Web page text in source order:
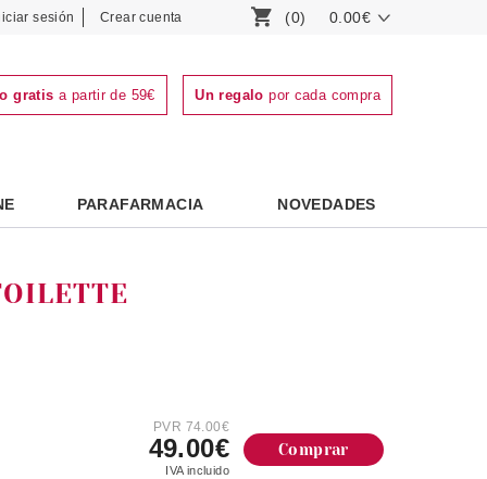
sesión Crear cuenta (0) 0.00€
gratis a partir de 59€ Un regalo por cada compra
PARAFARMACIA NOVEDADES
PVR 74.00€
49.00€
IVA incluido
Comprar